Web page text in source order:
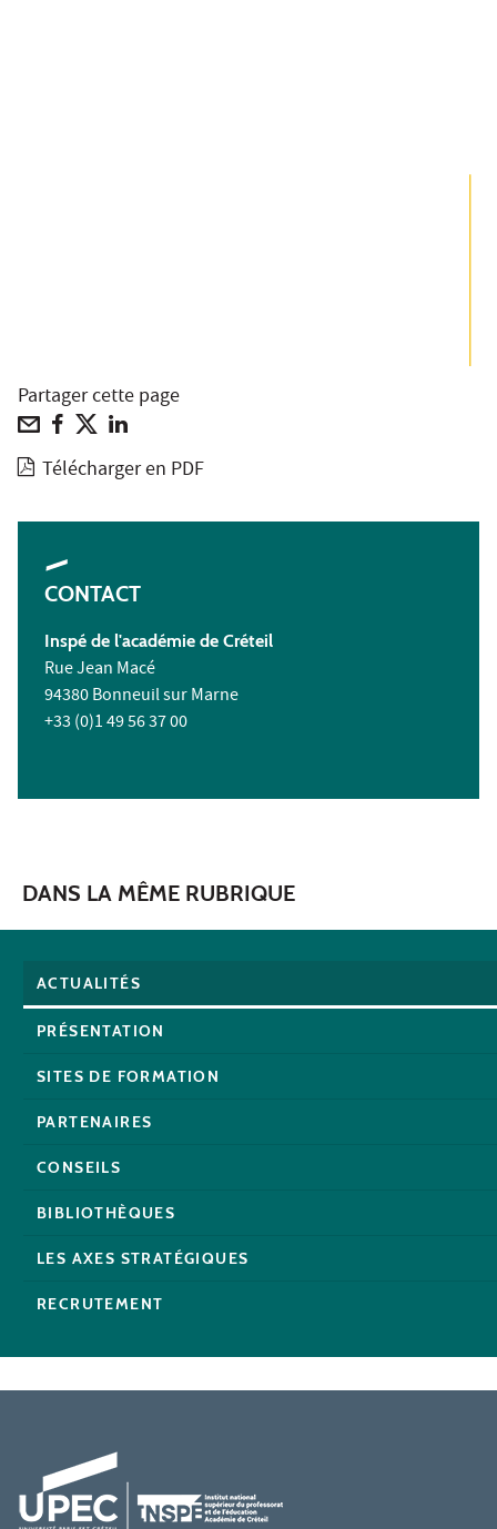
Partager cette page
Télécharger en PDF
CONTACT
Inspé de l'académie de Créteil
Rue Jean Macé
94380 Bonneuil sur Marne
+33 (0)1 49 56 37 00
DANS LA MÊME RUBRIQUE
ACTUALITÉS
PRÉSENTATION
SITES DE FORMATION
PARTENAIRES
CONSEILS
BIBLIOTHÈQUES
LES AXES STRATÉGIQUES
RECRUTEMENT